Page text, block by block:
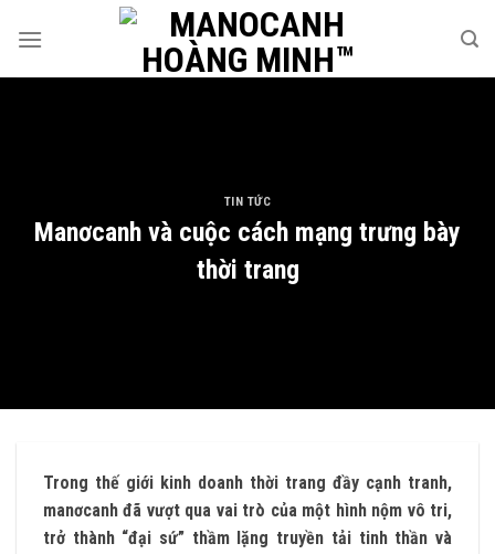
TIN TỨC
Manơcanh và cuộc cách mạng trưng bày
thời trang
Trong thế giới kinh doanh thời trang đầy cạnh tranh,
manơcanh đã vượt qua vai trò của một hình nộm vô tri,
trở thành “đại sứ” thầm lặng truyền tải tinh thần và